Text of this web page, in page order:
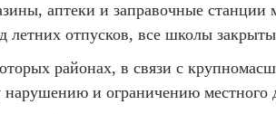
аптеки и заправочные станции
летних отпусков, все школы
районах, в связи с
и ограничению местного